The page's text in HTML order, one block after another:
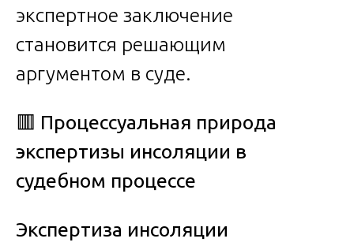
экспертное заключение
становится решающим
аргументом в суде.
🟥 Процессуальная природа
экспертизы инсоляции в
судебном процессе
Экспертиза инсоляции